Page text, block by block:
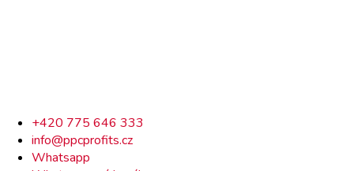
Rychlý
kontakt
+420 775 646 333
info@ppcprofits.cz
Whatsapp